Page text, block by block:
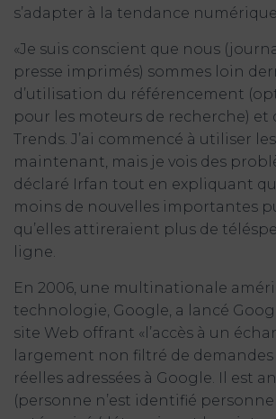
s’adapter à la tendance
«Je suis conscient que nous
presse imprimés) sommes loin
d’utilisation du référencement
pour les moteurs de recherche) et
Trends. J’ai commencé à utiliser
maintenant, mais je vois des
déclaré Irfan tout en expliquant
moins de nouvelles importantes
qu’elles attireraient plus de
ligne.
En 2006, une multinationale
technologie, Google, a lancé
site Web offrant «l’accès à un
largement non filtré de
réelles adressées à Google. Il est
(personne n’est identifié